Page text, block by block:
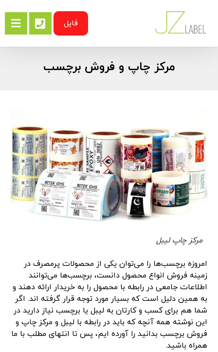
فایل
مرکز چاپ و فروش برچسب
مرکز چاپ لیبل
امروزه برچسب‌ها را می‌توان یکی از محصولات پرمصرف در
زمینه فروش انواع محصول دانست، برچسب‌ها می‌توانند
اطلاعات جامعی در رابطه با محصول را به خریدار ارائه دهند و
به همین دلیل است که بسیار مورد توجه قرار گرفته اند. اگر
شما هم برای کسب و کارتان به لیبل یا برچسب نیاز دارید در
این نوشته همه آنچه که باید در رابطه با لیبل و مرکز چاپ و
فروش برچسب بدانید را آورده ایم، پس تا انتهای مطلب با ما
همراه باشید.